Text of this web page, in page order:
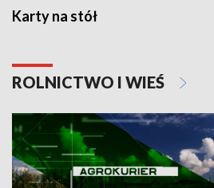
Karty na stół
ROLNICTWO I WIEŚ